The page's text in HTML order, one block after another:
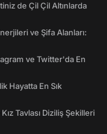
de Çil Çil Altınlarda
ve Şifa Alanları:
ve Twitter'da En
Hayatta En Sık
Tavlası Diziliş Şekilleri